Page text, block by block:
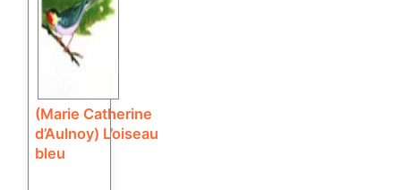
(Marie Catherine
d’Aulnoy) L’oiseau
bleu